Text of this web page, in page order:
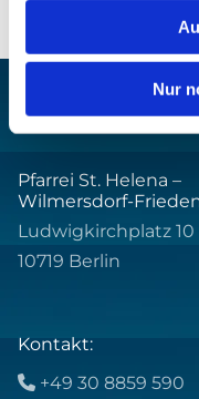
Nur
Pfarrei St. Helena –
Wilmersdorf-
Ludwigkirchplatz 10
10719 Berlin
Kontakt:
 +49 30 8859 590